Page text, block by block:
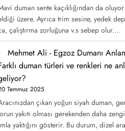
duman sente kaçıklığından da
üzere. Ayrıca trim sesine, yedek
çalıştırma zorluğuna v.s sebep olur.…
Mehmet Ali - Egzoz Dumanı
duman türleri ve renkleri ne
Temmuz 2025
çıkan yoğun siyah duman,
yakıtı olması gerekenden daha
yaktığını gösterir. Bu durum, dizel